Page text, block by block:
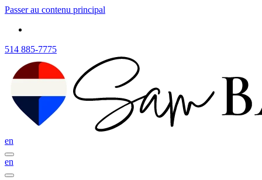
Passer au contenu principal
514 885-7775
en
en